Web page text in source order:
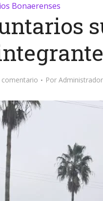
Bonaerenses
comentario Por Administrador